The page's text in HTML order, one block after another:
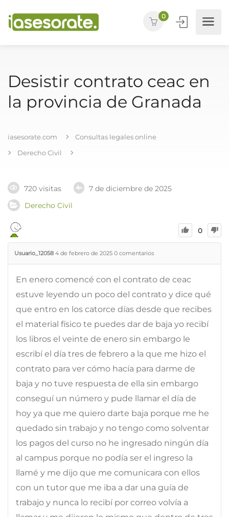
0
Desistir contrato ceac en
la provincia de Granada
iasesorate.com
Consultas legales online
Derecho Civil
720 visitas
7 de diciembre de 2025
Derecho Civil
0
Usuario_12058 4 de febrero de 2025 0 comentarios
En enero comencé con el contrato de ceac
estuve leyendo un poco del contrato y dice qué
que entro en los catorce días desde que recibes
el material físico te puedes dar de baja yo recibí
los libros el veinte de enero sin embargo le
escribí el día tres de febrero a la que me hizo el
contrato para ver cómo hacía para darme de
baja y no tuve respuesta de ella sin embargo
conseguí un número y pude llamar el día de
hoy ya que me quiero darte baja porque me he
quedado sin trabajo y no tengo como solventar
los pagos del curso no he ingresado ningún día
al campus porque no podía ser el ingreso la
llamé y me dijo que me comunicara con ellos
con un tutor que me iba a dar una guía de
trabajo y nunca lo recibí por correo volvía a